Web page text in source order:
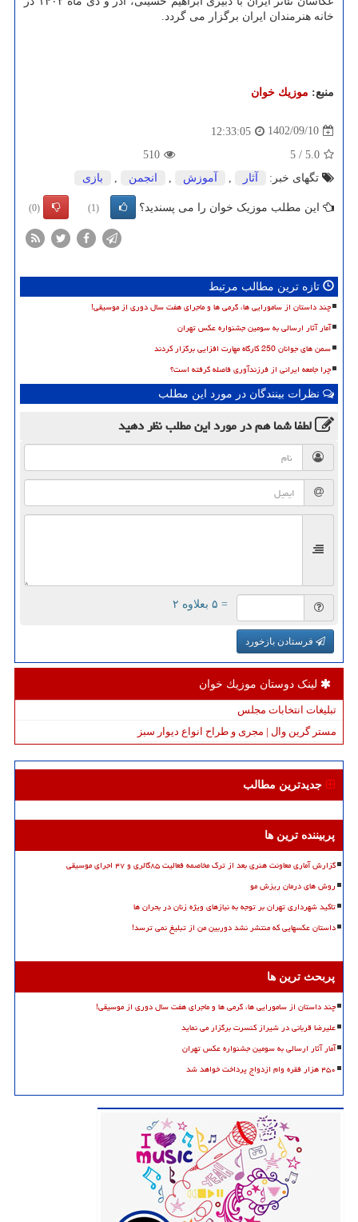
خانه هنرمندان ایران برگزار می گردد.
منبع: موزیك خوان
1402/09/10
12:33:05
5.0
/
5
510
تگهای خبر:
آثار , آموزش , انجمن , بازی
این مطلب موزیک خوان را می پسندید؟ (1)
(0)
تازه ترین مطالب مرتبط
چند داستان از سامورایی ها، گرمی ها و ماجرای هفت سال دوری از موسیقی!
آمار آثار ارسالی به سومین جشنواره عکس تهران
سمن های جوانان 250 کارگاه مهارت افزایی برگزار کردند
چرا جامعه ایرانی از فرزندآوری فاصله گرفته است؟
نظرات بینندگان در مورد این مطلب
لطفا شما همدر مورد این مطلبنظر دهید
= ۵ بعلاوه ۲
فرستادن بازخورد
لینک دوستان موزیك خوان
تبلیغات انتخابات مجلس
مستر گرین وال | مجری و طراح انواع دیوار سبز
جدیدترین مطالب
پربیننده ترین ها
گزارش آماری معاونت هنری بعد از ترک مخاصمه فعالیت ۸۵گالری و ۴۷ اجرای موسیقی
روش های درمان ریزش مو
تاکید شهرداری تهران بر توجه به نیازهای ویژه زنان در بحران ها
داستان عکسهایی که منتشر نشد دوربین من از تبلیغ نمی ترسد!
پربحث ترین ها
چند داستان از سامورایی ها، گرمی ها و ماجرای هفت سال دوری از موسیقی!
علیرضا قربانی در شیراز کنسرت برگزار می نماید
آمار آثار ارسالی به سومین جشنواره عکس تهران
۴۵۰ هزار فقره وام ازدواج پرداخت خواهد شد